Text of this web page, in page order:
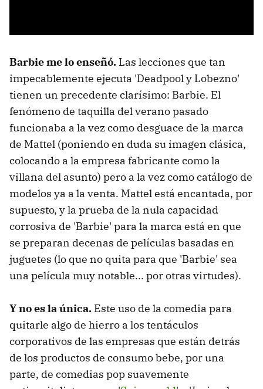
Barbie me lo enseñó. Las lecciones que tan
impecablemente ejecuta 'Deadpool y Lobezno'
tienen un precedente clarísimo: Barbie. El
fenómeno de taquilla del verano pasado
funcionaba a la vez como desguace de la marca
de Mattel (poniendo en duda su imagen clásica,
colocando a la empresa fabricante como la
villana del asunto) pero a la vez como catálogo de
modelos ya a la venta. Mattel está encantada, por
supuesto, y la prueba de la nula capacidad
corrosiva de 'Barbie' para la marca está en que
se preparan decenas de películas basadas en
juguetes (lo que no quita para que 'Barbie' sea
una película muy notable... por otras virtudes).
Y no es la única. Este uso de la comedia para
quitarle algo de hierro a los tentáculos
corporativos de las empresas que están detrás
de los productos de consumo bebe, por una
parte, de comedias pop suavemente